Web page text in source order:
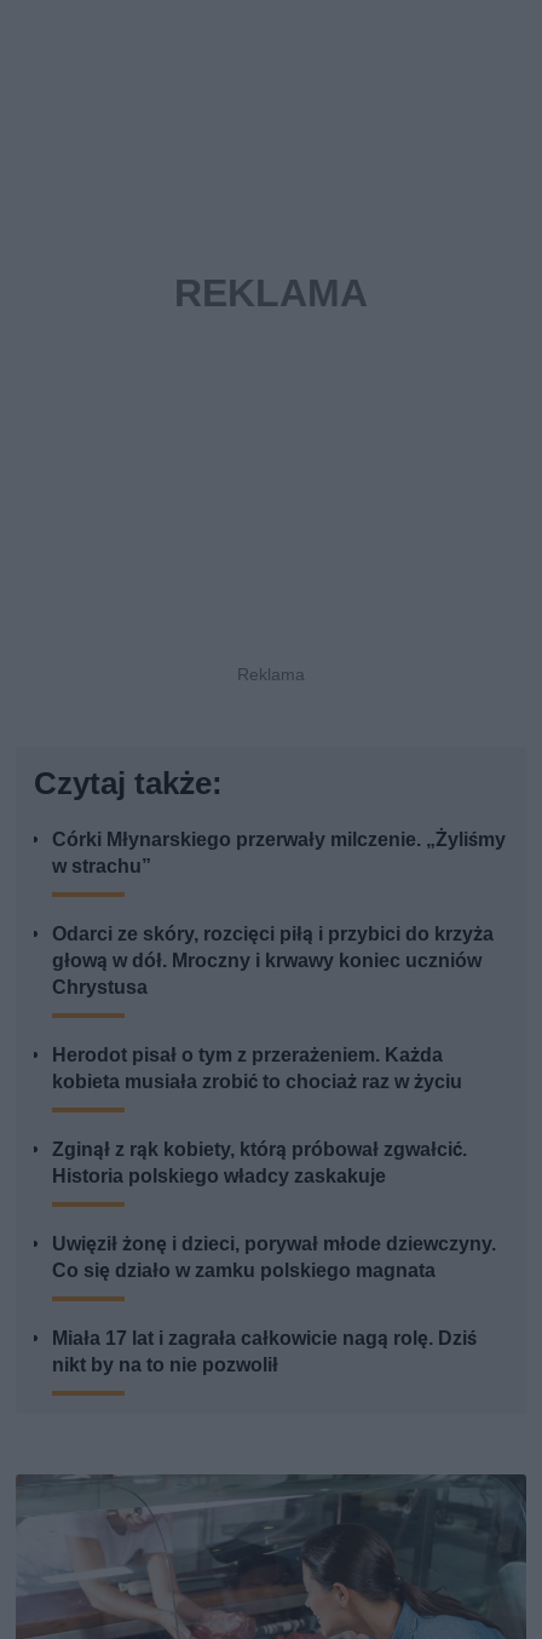
Czytaj także:
Córki Młynarskiego przerwały milczenie. „Żyliśmy
w strachu”
Odarci ze skóry, rozcięci piłą i przybici do krzyża
głową w dół. Mroczny i krwawy koniec uczniów
Chrystusa
Herodot pisał o tym z przerażeniem. Każda
kobieta musiała zrobić to chociaż raz w życiu
Zginął z rąk kobiety, którą próbował zgwałcić.
Historia polskiego władcy zaskakuje
Uwięził żonę i dzieci, porywał młode dziewczyny.
Co się działo w zamku polskiego magnata
Miała 17 lat i zagrała całkowicie nagą rolę. Dziś
nikt by na to nie pozwolił